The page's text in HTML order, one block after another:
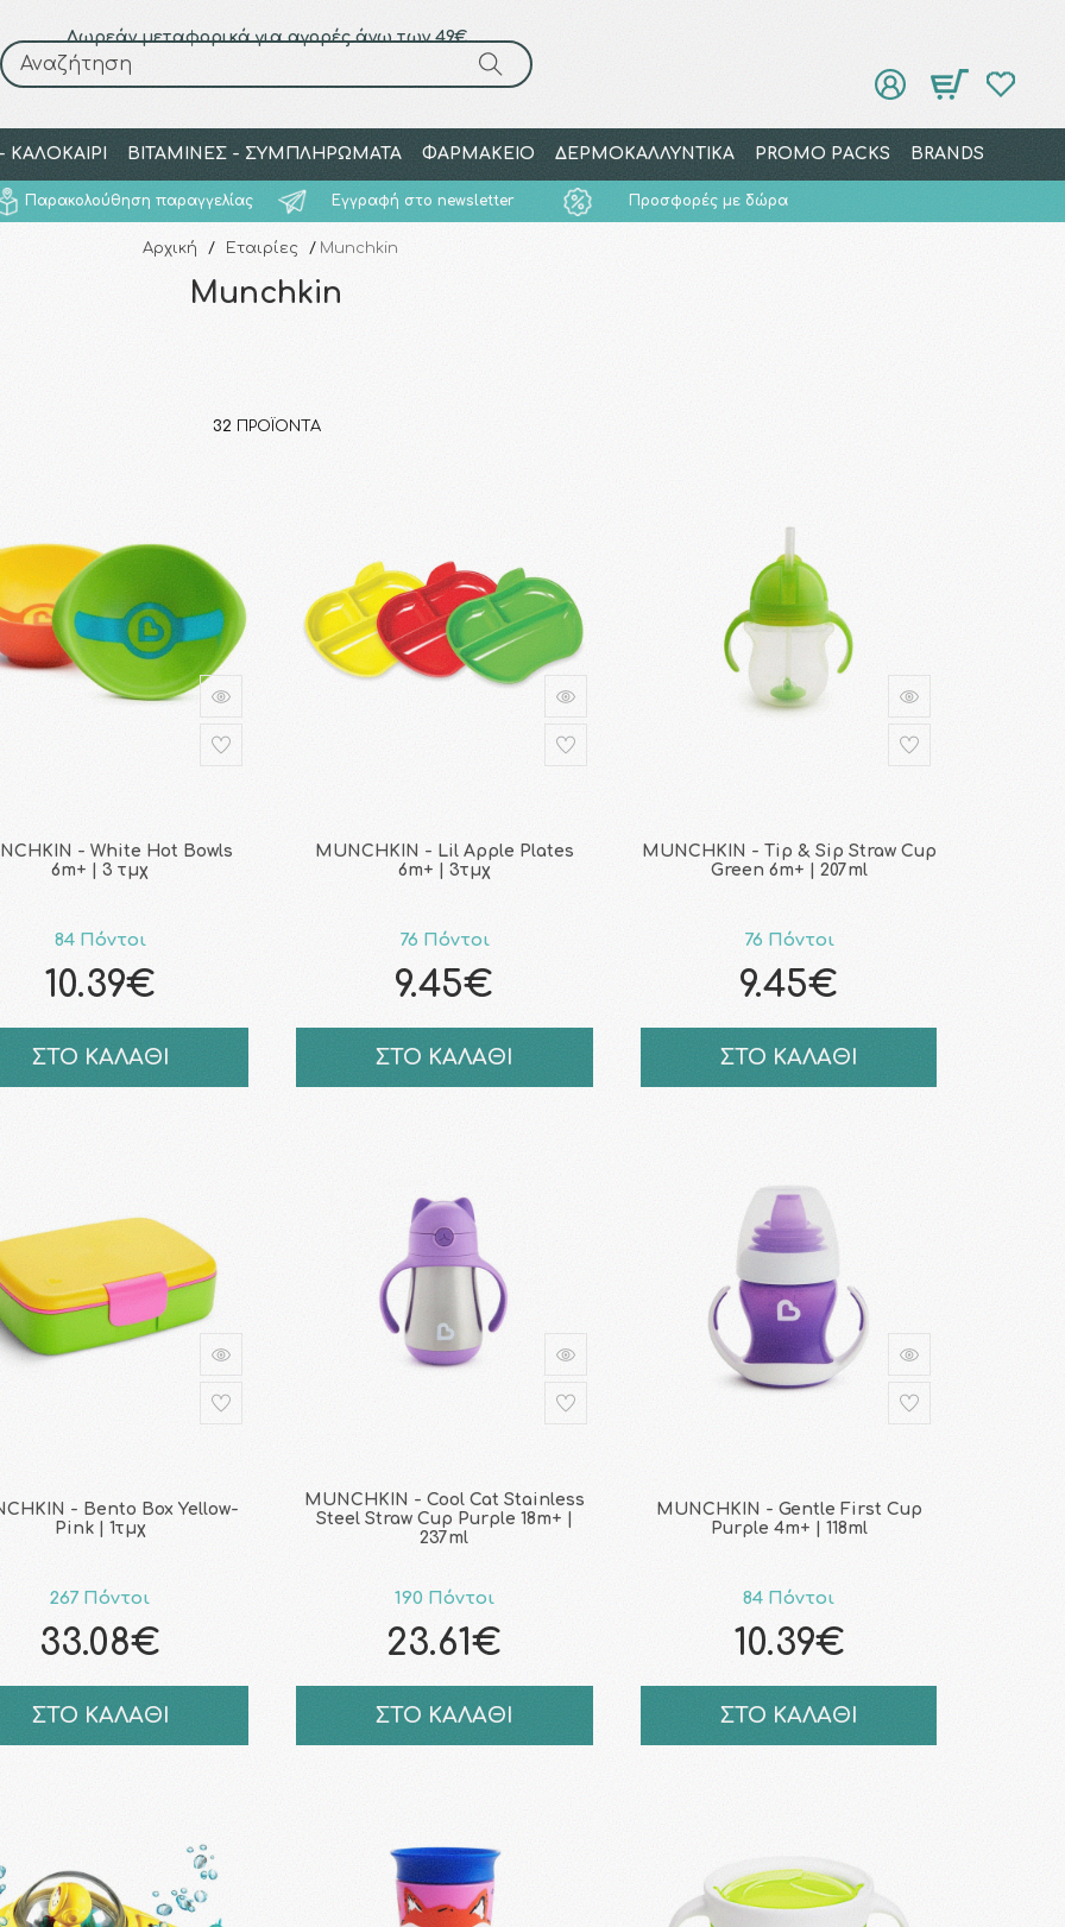
Δωρεάν μεταφορικά για αγορές άνω των 49€
Αναζήτηση
ΒΙΤΑΜΙΝΕΣ - ΣΥΜΠΛΗΡΩΜΑΤΑ ΦΑΡΜΑΚΕΙΟ ΔΕΡΜΟΚΑΛΛΥΝΤΙΚΑ PROMO PACKS BRANDS
Παρακολούθηση παραγγελίας Εγγραφή στο newsletter Προσφορές με δώρα
Αναζήτηση
Αρχική / Εταιρίες / Munchkin
Munchkin
32 ΠΡΟΪΌΝΤΑ
- White Hot Bowls
6m+ | 3 τμχ
84 Πόντοι
10.39€
ΣΤΟ ΚΑΛΑΘΙ
MUNCHKIN - Lil Apple Plates
6m+ | 3τμχ
76 Πόντοι
9.45€
ΣΤΟ ΚΑΛΑΘΙ
MUNCHKIN - Tip & Sip Straw Cup
Green 6m+ | 207ml
76 Πόντοι
9.45€
ΣΤΟ ΚΑΛΑΘΙ
- Bento Box Yellow-
Pink | 1τμχ
267 Πόντοι
33.08€
ΣΤΟ ΚΑΛΑΘΙ
MUNCHKIN - Cool Cat Stainless
Steel Straw Cup Purple 18m+ |
237ml
190 Πόντοι
23.61€
ΣΤΟ ΚΑΛΑΘΙ
MUNCHKIN - Gentle First Cup
Purple 4m+ | 118ml
84 Πόντοι
10.39€
ΣΤΟ ΚΑΛΑΘΙ